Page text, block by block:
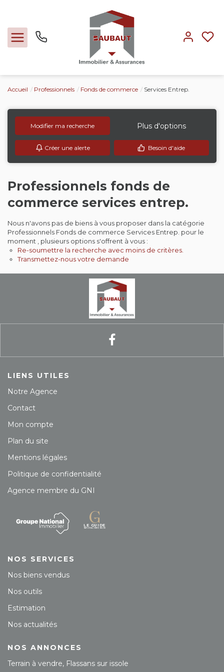
Locations
Expertise
Nos métiers
L'agence
Contact
Extranet
Accueil Professionnels Fonds de commerce Services Entrep.
Modifier ma recherche Plus d'options
Créer une alerte Besoin d'aide
Professionnels fonds de
commerce services entrep.
Nous n'avons pas de biens à vous proposer dans la catégorie
Professionnels Fonds de commerce Services Entrep. pour le
moment , plusieurs options s'offrent à vous :
Re-soumettre la recherche avec moins de critères.
Transmettez-nous votre demande
LIENS UTILES
Notre Agence
Contact
Mon compte
Plan du site
Mentions légales
Politique de confidentialité
Agence membre du GNI
NOS SERVICES
Nos biens vendus
Nos outils
Estimation
Nos actualités
NOS ANNONCES
Terrain à vendre, Flassans sur issole